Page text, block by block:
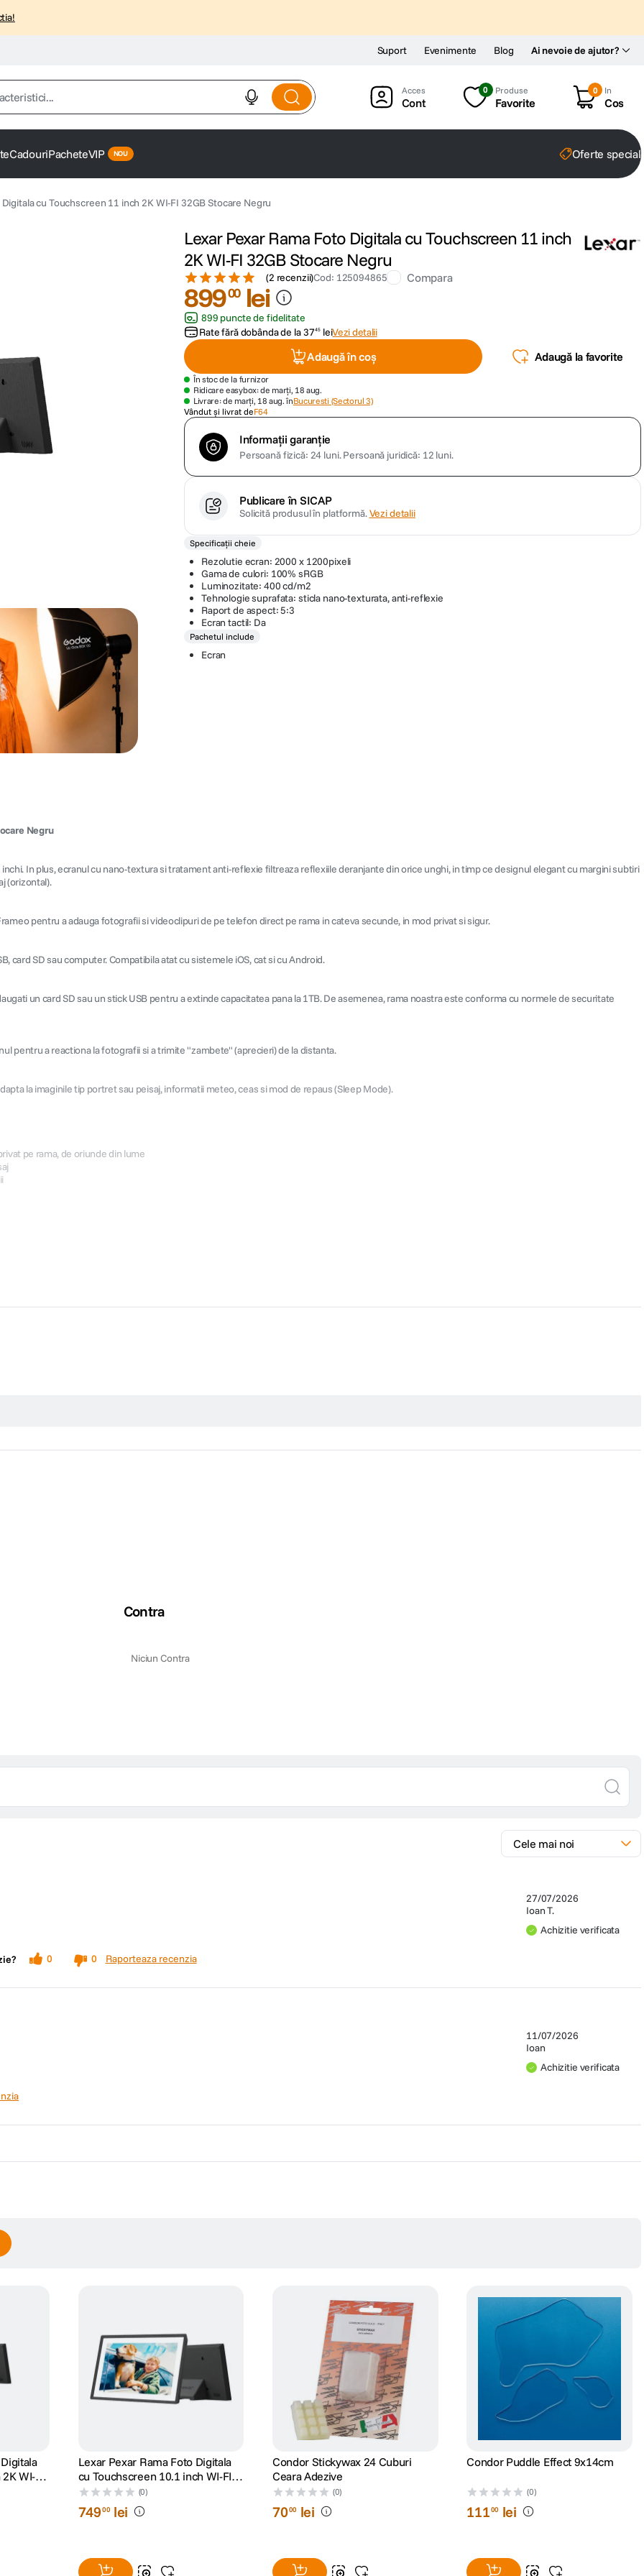
Ai nevoie de ajutor?
Suport Evenimente Blog
Cont
0 Produse
Favorite
0 In
Cos
CadouriPacheteVIP Oferte
cu Touchscreen 11 inch 2K WI-FI 32GB Stocare Negru
Lexar Pexar Rama Foto Digitala cu Touchscreen 11 inch
2K WI-FI 32GB Stocare Negru
(2 recenzii)Cod: 125094865 Compara
89900 lei
899 puncte de fidelitate
Rate fără dobânda de la3745 leiVezi detalii
Adaugă în coș Adaugă la favorite
În stoc de la furnizor
Ridicare easybox: de marți, 18 aug.
Livrare: de marți, 18 aug. înBucuresti (Sectorul 3)
Vândut și livrat deF64
Informații garanție
Persoană fizică: 24 luni.Persoană juridică: 12 luni.
Publicare în SICAP
Solicită produsul în platformă.Vezi detalii
Specificații cheie
Rezolutie ecran: 2000 x 1200pixeli
Gama de culori: 100% sRGB
Luminozitate: 400 cd/m2
Tehnologie suprafata: sticla nano-texturata, anti-reflexie
Raport de aspect: 5:3
Ecran tactil: Da
Pachetul include
Ecran
Negru
In plus, ecranul cu nano-textura si tratament anti-reflexie filtreaza reflexiile deranjante din orice unghi, in timp ce designul elegant cu margini subtiri
(orizontal).
pentru a adauga fotografii si videoclipuri de pe telefon direct pe rama in cateva secunde, in mod privat si sigur.
card SD sau computer. Compatibila atat cu sistemele iOS, cat si cu Android.
un card SD sau un stick USB pentru a extinde capacitatea pana la 1TB. De asemenea, rama noastra este conforma cu normele de securitate
pentru a reactiona la fotografii si a trimite "zambete" (aprecieri) de la distanta.
la imaginile tip portret sau peisaj, informatii meteo, ceas si mod de repaus (Sleep Mode).
pe rama, de oriunde din lume
Contra
Niciun Contra
27/07/2026
Ioan T.
Achizitie verificata
0 0 Raporteaza recenzia
11/07/2026
Ioan
Achizitie verificata
WI-FI
Lexar Pexar Rama Foto Digitala
cu Touchscreen 10.1 inch WI-FI
32GB Stocare Negru
(0)
74900 lei
Condor Stickywax 24 Cuburi
Ceara Adezive
(0)
7000 lei
Condor Puddle Effect 9x14cm
(0)
11100 lei